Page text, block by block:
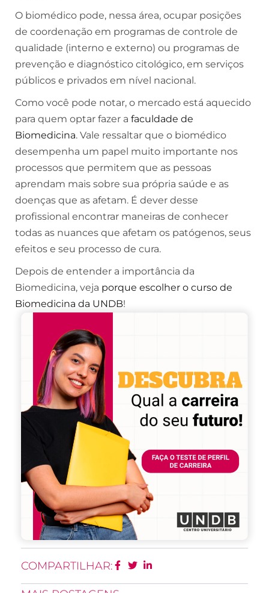
O biomédico pode, nessa área, ocupar posições
de coordenação em programas de controle de
qualidade (interno e externo) ou programas de
prevenção e diagnóstico citológico, em serviços
públicos e privados em nível nacional.
Como você pode notar, o mercado está aquecido
para quem optar fazer a faculdade de
Biomedicina. Vale ressaltar que o biomédico
desempenha um papel muito importante nos
processos que permitem que as pessoas
aprendam mais sobre sua própria saúde e as
doenças que as afetam. É dever desse
profissional encontrar maneiras de conhecer
todas as nuances que afetam os patógenos, seus
efeitos e seu processo de cura.
Depois de entender a importância da
Biomedicina, veja porque escolher o curso de
Biomedicina da UNDB!
COMPARTILHAR: